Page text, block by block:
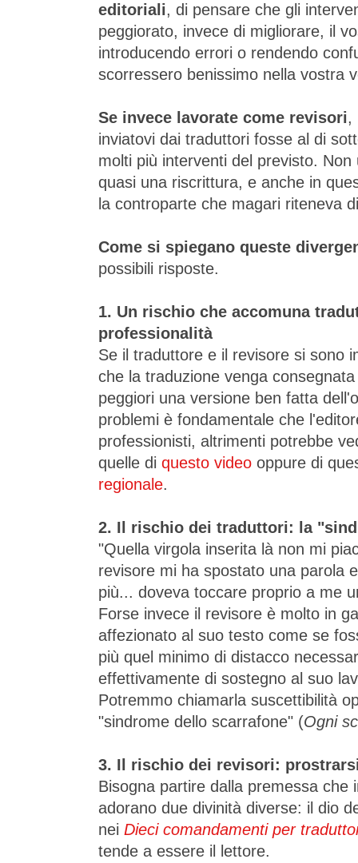
editoriali, di pensare che gli
peggiorato, invece di migliorare, il
introducendo errori o rendendo
scorressero benissimo nella vostra
Se invece lavorate come revisori,
inviatovi dai traduttori fosse al di
molti più interventi del previsto.
quasi una riscrittura, e anche in
la controparte che magari riteneva
Come si spiegano queste
possibili risposte.
1. Un rischio che accomuna
professionalità
Se il traduttore e il revisore si sono
che la traduzione venga
peggiori una versione ben fatta
problemi è fondamentale che
professionisti, altrimenti potrebbe
quelle di questo video oppure di
regionale.
2. Il rischio dei traduttori: la
"Quella virgola inserita là non mi
revisore mi ha spostato una parola
più... doveva toccare proprio a me
Forse invece il revisore è molto in
affezionato al suo testo come se
più quel minimo di distacco
effettivamente di sostegno al suo
Potremmo chiamarla suscettibilità
"sindrome dello scarrafone" (Ogni
3. Il rischio dei revisori:
Bisogna partire dalla premessa
adorano due divinità diverse: il dio
nei Dieci comandamenti per
tende a essere il lettore.